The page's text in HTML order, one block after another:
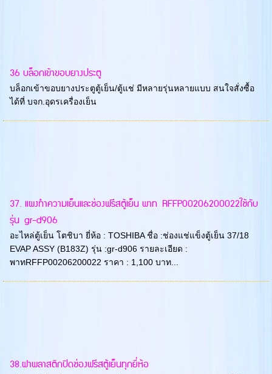
36 บล็อกเข้าขอบยางประตู
บล็อกเข้าขอบยางประตูตู้เย็น/ตู้แช่ มีหลายรุ่นหลายแบบ สนใจสั่งซื้อ
ได้ที่ บจก.อุดรเครื่องเย็น
37. แผงทำความเย็นและช่องฟรีสตู้เย็น พาท RFFP00206200022ใช้กับ
รุ่น gr-d906
อะไหล่ตู้เย็น โตชิบา ยี่ห้อ : TOSHIBA ชื่อ :ช่องแช่แข็งตู้เย็น 37/18
EVAP ASSY (B183Z) รุ่น :gr-d906 รายละเอียด :
พาทRFFP00206200022 ราคา : 1,100 บาท...
38.ฝาพลาสติกปิดช่องฟรีสตู้เย็นทุกยี่ห้อ